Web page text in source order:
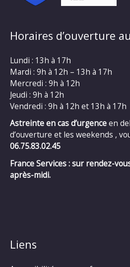
Horaires d’ouverture
Lundi : 13h à 17h
Mardi : 9h à 12h – 13h à 17h
Mercredi : 9h à 12h
Jeudi : 9h à 12h
Vendredi : 9h à 12h et 13h à 17h
Astreinte en cas d’urgenceen
d’ouverture et les weekends ,
06.75.83.02.45
France Services : sur rendez-
après-midi.
Liens